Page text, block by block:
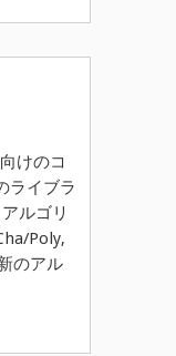
けのコ
ライブラ
ルゴリ
Poly,
のアル